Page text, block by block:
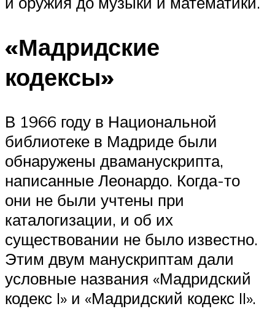
«Мадридские
кодексы»
В 1966 году в Национальной
библиотеке в Мадриде были
обнаружены дваманускрипта,
написанные Леонардо. Когда-то
они не были учтены при
каталогизации, и об их
существовании не было известно.
Этим двум манускриптам дали
условные названия «Мадридский
кодекс I» и «Мадридский кодекс II».